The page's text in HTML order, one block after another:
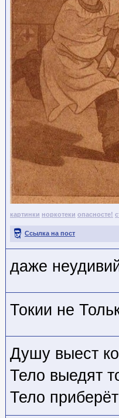
картинки норкотеки опасносте!
Ссылка на пост
даже
Токии не
Душу выест
Тело выедят
Тело